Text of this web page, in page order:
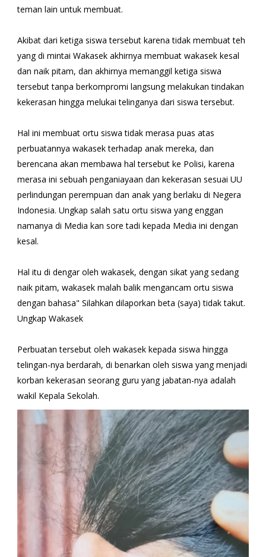
teman lain untuk membuat.
Akibat dari ketiga siswa tersebut karena tidak membuat teh
yang di mintai Wakasek akhirnya membuat wakasek kesal
dan naik pitam, dan akhirnya memanggil ketiga siswa
tersebut tanpa berkompromi langsung melakukan tindakan
kekerasan hingga melukai telinganya dari siswa tersebut.
Hal ini membuat ortu siswa tidak merasa puas atas
perbuatannya wakasek terhadap anak mereka, dan
berencana akan membawa hal tersebut ke Polisi, karena
merasa ini sebuah penganiayaan dan kekerasan sesuai UU
perlindungan perempuan dan anak yang berlaku di Negera
Indonesia. Ungkap salah satu ortu siswa yang enggan
namanya di Media kan sore tadi kepada Media ini dengan
kesal.
Hal itu di dengar oleh wakasek, dengan sikat yang sedang
naik pitam, wakasek malah balik mengancam ortu siswa
dengan bahasa" Silahkan dilaporkan beta (saya) tidak takut.
Ungkap Wakasek
Perbuatan tersebut oleh wakasek kepada siswa hingga
telingan-nya berdarah, di benarkan oleh siswa yang menjadi
korban kekerasan seorang guru yang jabatan-nya adalah
wakil Kepala Sekolah.